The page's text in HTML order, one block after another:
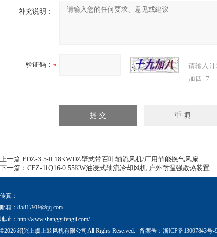
补充说明：
验证码：
请输入
加四=7
上一篇:FDZ-3.5-0.18KWDZ壁式带百叶轴流风机/厂用节能换气风扇
下一篇： CFZ-11Q16-0.55KW油浸式轴流冷却风机 户外耐温强散热装置
传真：
邮箱： 85817919@qq.com
地址：http://www.shanggufengji.com/
©2026 绍兴上虞上鼓风机有限公司All Rights Reserved. 备案号： 浙ICP备13007843号-9